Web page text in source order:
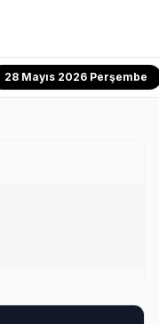
28 Mayıs 2026 Perşembe